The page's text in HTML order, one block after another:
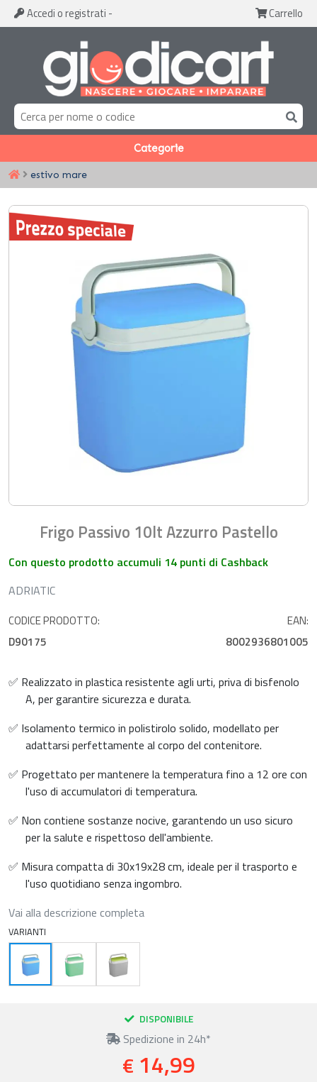
Accedi o registrati - Carrello
Categorie
estivo mare
Frigo Passivo 10lt Azzurro Pastello
Con questo prodotto accumuli 14 punti di Cashback
ADRIATIC
CODICE PRODOTTO:
D90175
EAN:
8002936801005
✅ Realizzato in plastica resistente agli urti, priva di bisfenolo
A, per garantire sicurezza e durata.
✅ Isolamento termico in polistirolo solido, modellato per
adattarsi perfettamente al corpo del contenitore.
✅ Progettato per mantenere la temperatura fino a 12 ore con
l'uso di accumulatori di temperatura.
✅ Non contiene sostanze nocive, garantendo un uso sicuro
per la salute e rispettoso dell'ambiente.
✅ Misura compatta di 30x19x28 cm, ideale per il trasporto e
l'uso quotidiano senza ingombro.
Vai alla descrizione completa
VARIANTI
DISPONIBILE
Spedizione in 24h*
€ 14,99